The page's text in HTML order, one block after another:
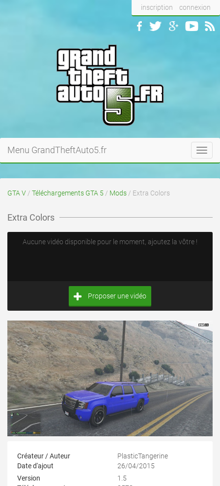
inscription connexion
Menu GrandTheftAuto5.fr
GTA V / Téléchargements GTA 5 / Mods / Extra Colors
Extra Colors
Aucune vidéo disponible pour le moment, ajoutez la vôtre !
Proposer une vidéo
Créateur / Auteur
PlasticTangerine
Date d'ajout
26/04/2015
Version
1.5